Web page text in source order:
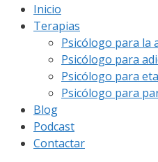
Inicio
Terapias
Psicólogo para la
Psicólogo para
Psicólogo para
Psicólogo para
Blog
Podcast
Contactar